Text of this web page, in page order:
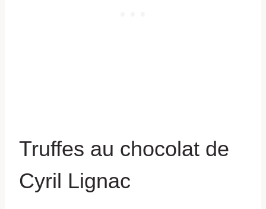
Truffes au chocolat de
Cyril Lignac